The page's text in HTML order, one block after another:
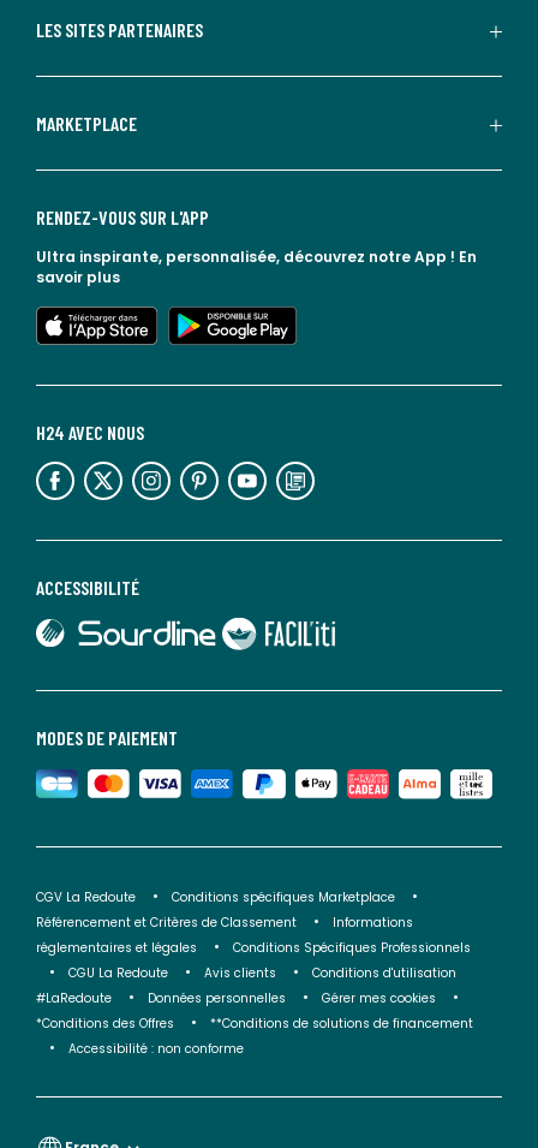
LES SITES PARTENAIRES
MARKETPLACE
MODES DE PAIEMENT
ACCESSIBILITÉ
lien vers Sourdline
lien vers Faciliti
H24 AVEC NOUS
lien vers l'espace réseaux sociaux lien vers l'espace réseaux sociaux lien vers l'espace réseaux sociaux lien vers l'espace réseaux sociaux lien vers l'espace réseaux sociaux lien vers le blog la redoute
RENDEZ-VOUS SUR L'APP
Ultra inspirante, personnalisée, découvrez notre App ! En
savoir plus
lien vers l'app store
lien vers google play
CGV La Redoute
Conditions spécifiques Marketplace
Référencement et Critères de Classement
Informations
réglementaires et légales
Conditions Spécifiques Professionnels
CGU La Redoute
Avis clients
Conditions d'utilisation
#LaRedoute
Données personnelles
Gérer mes cookies
*Conditions des Offres
**Conditions de solutions de financement
Accessibilité : non conforme